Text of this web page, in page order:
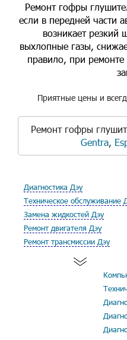
Ремонт гофры
если в передней части
возникает резкий
выхлопные газы,
правило, при
Приятные цены и
Ремонт гофры
Gentra,
Диагностика Дэу
Техническое обслуживание
Замена жидкостей Дэу
Ремонт двигателя Дэу
Ремонт трансмиссии Дэу